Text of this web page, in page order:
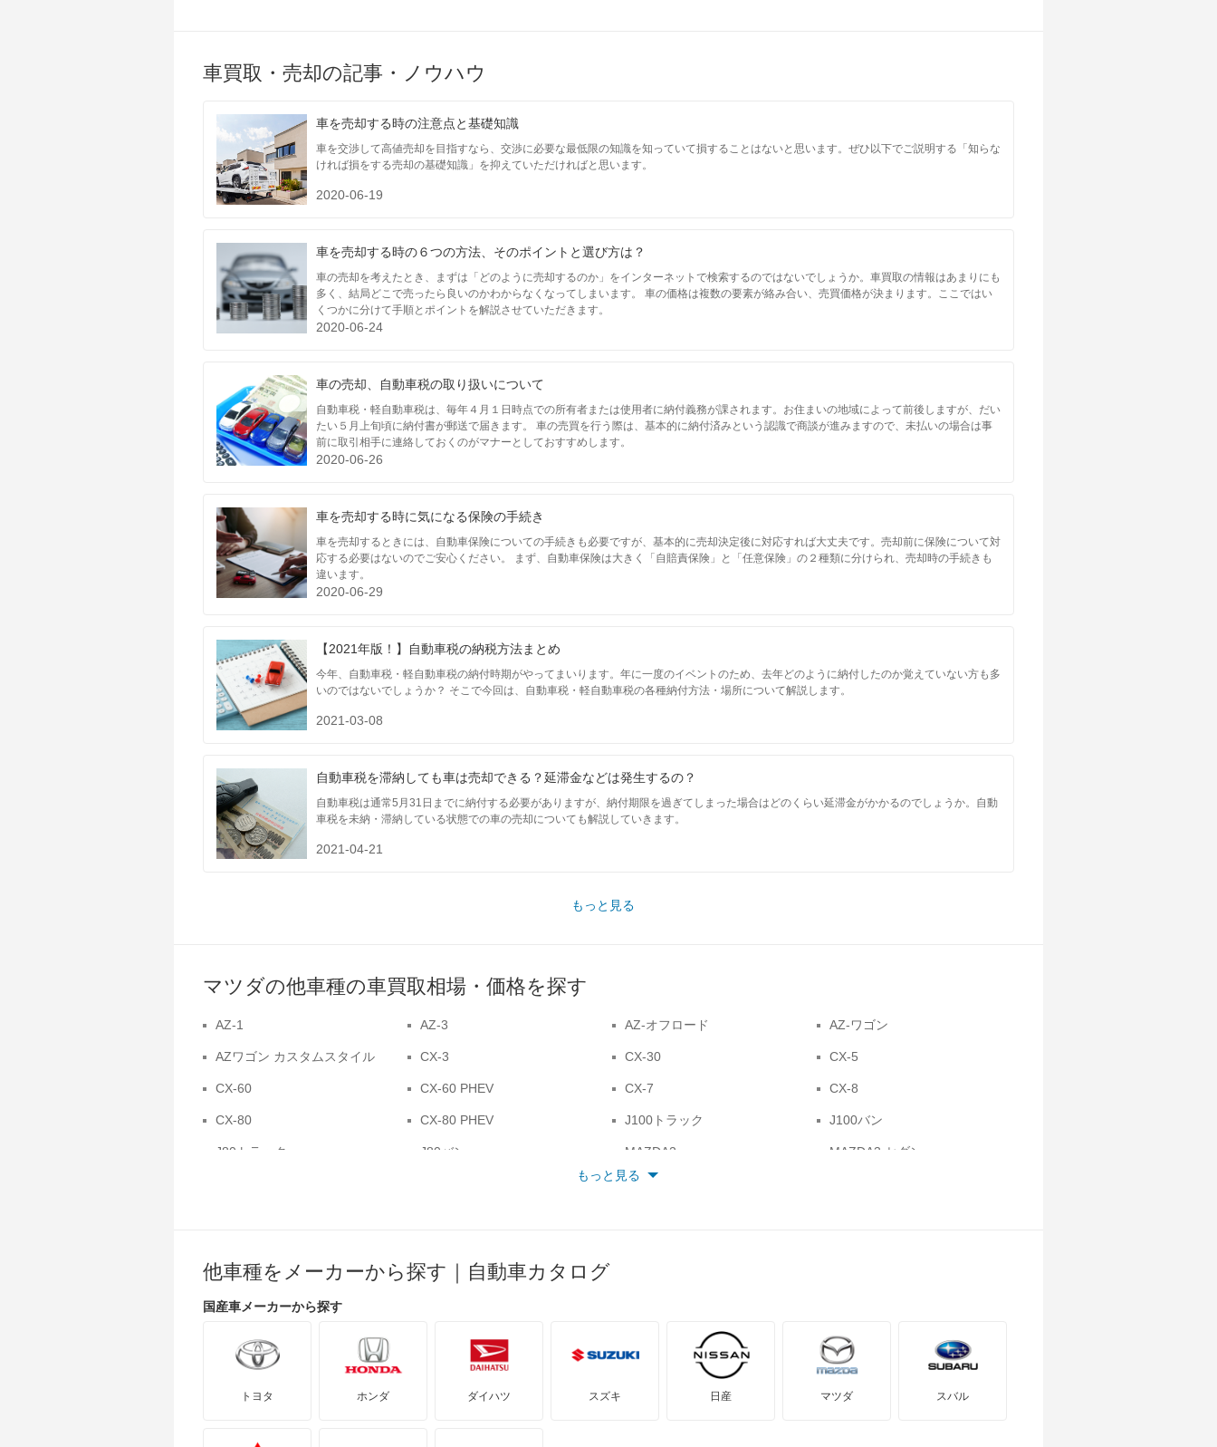
車買取・売却の記事・ノウハウ
車を売却する時の注意点と基礎知識
車を交渉して高値売却を目指すなら、交渉に必要な最低限の知識を知っていて損することはないと思います。ぜひ以下でご説明する「知らな
ければ損をする売却の基礎知識」を抑えていただければと思います。
2020-06-19
車を売却する時の６つの方法、そのポイントと選び方は？
車の売却を考えたとき、まずは「どのように売却するのか」をインターネットで検索するのではないでしょうか。車買取の情報はあまりにも
多く、結局どこで売ったら良いのかわからなくなってしまいます。 車の価格は複数の要素が絡み合い、売買価格が決まります。ここではい
くつかに分けて手順とポイントを解説させていただきます。
2020-06-24
車の売却、自動車税の取り扱いについて
自動車税・軽自動車税は、毎年４月１日時点での所有者または使用者に納付義務が課されます。お住まいの地域によって前後しますが、だい
たい５月上旬頃に納付書が郵送で届きます。 車の売買を行う際は、基本的に納付済みという認識で商談が進みますので、未払いの場合は事
前に取引相手に連絡しておくのがマナーとしておすすめします。
2020-06-26
車を売却する時に気になる保険の手続き
車を売却するときには、自動車保険についての手続きも必要ですが、基本的に売却決定後に対応すれば大丈夫です。売却前に保険について対
応する必要はないのでご安心ください。 まず、自動車保険は大きく「自賠責保険」と「任意保険」の２種類に分けられ、売却時の手続きも
違います。
2020-06-29
【2021年版！】自動車税の納税方法まとめ
今年、自動車税・軽自動車税の納付時期がやってまいります。年に一度のイベントのため、去年どのように納付したのか覚えていない方も多
いのではないでしょうか？ そこで今回は、自動車税・軽自動車税の各種納付方法・場所について解説します。
2021-03-08
自動車税を滞納しても車は売却できる？延滞金などは発生するの？
自動車税は通常5月31日までに納付する必要がありますが、納付期限を過ぎてしまった場合はどのくらい延滞金がかかるのでしょうか。自動
車税を未納・滞納している状態での車の売却についても解説していきます。
2021-04-21
もっと見る
マツダの他車種の車買取相場・価格を探す
AZ-1 AZ-3 AZ-オフロード AZ-ワゴン
AZワゴン カスタムスタイル CX-3 CX-30 CX-5
CX-60 CX-60 PHEV CX-7 CX-8
CX-80 CX-80 PHEV J100トラック J100バン
J80トラック J80バン MAZDA2 MAZDA3 セダン
MAZDA6 ワゴン
RX-7 RX-8
アクセラスポーツ
アテンザスポーツワゴン イクシオン カスタムキャブ
カペラ カペラC2 カペラカーゴ
カペラワゴン キャロル クレフ
もっと見る
他車種をメーカーから探す｜自動車カタログ
国産車メーカーから探す
トヨタ ホンダ ダイハツ スズキ 日産 マツダ スバル